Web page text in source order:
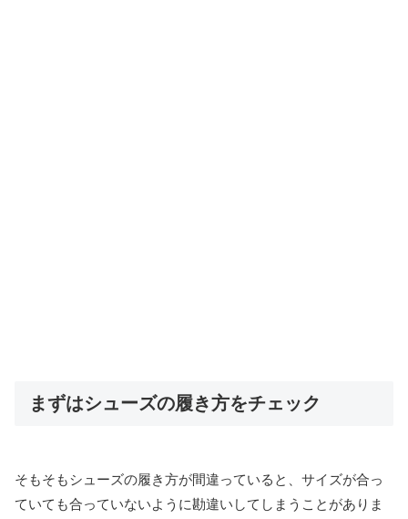
まずはシューズの履き方をチェック
そもそもシューズの履き方が間違っていると、サイズが合っ
ていても合っていないように勘違いしてしまうことがありま